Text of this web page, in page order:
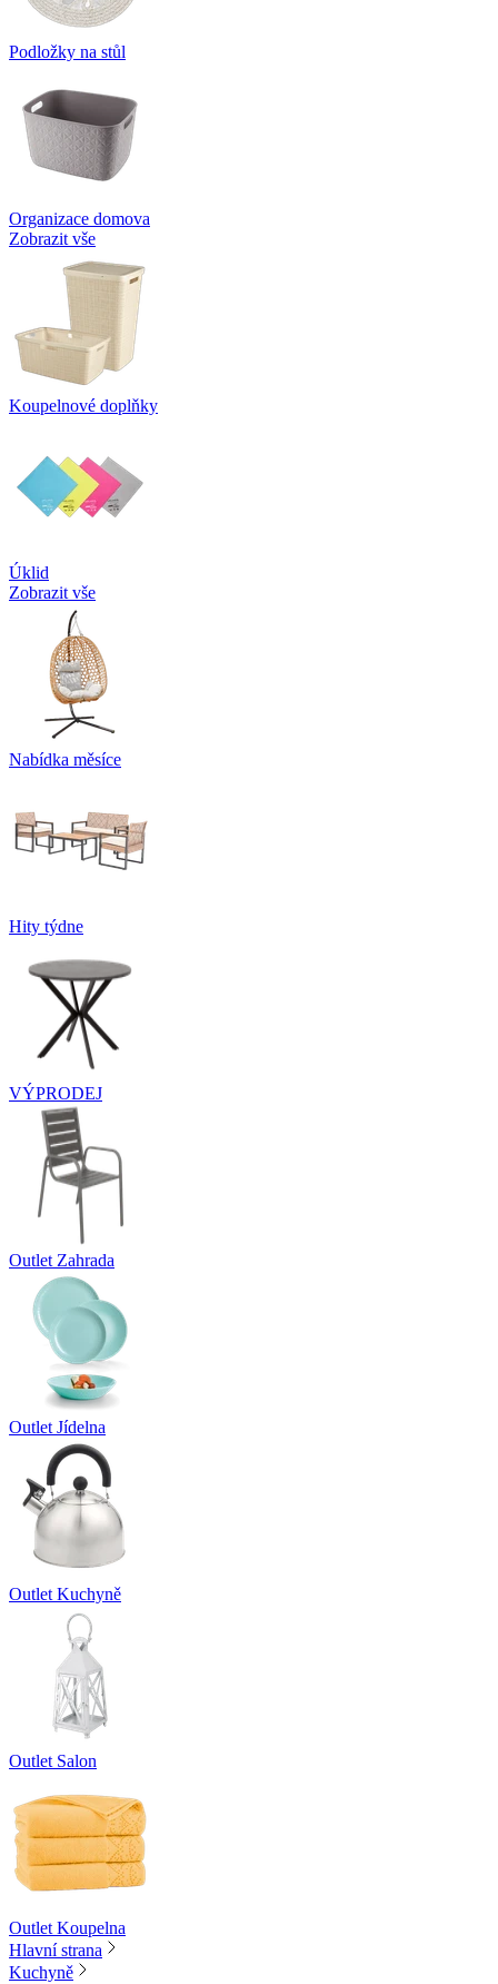
Podložky na stůl
Organizace domova
Zobrazit vše
Koupelnové doplňky
Úklid
Zobrazit vše
Nabídka měsíce
Hity týdne
VÝPRODEJ
Outlet Zahrada
Outlet Jídelna
Outlet Kuchyně
Outlet Salon
Outlet Koupelna
Hlavní strana
Kuchyně